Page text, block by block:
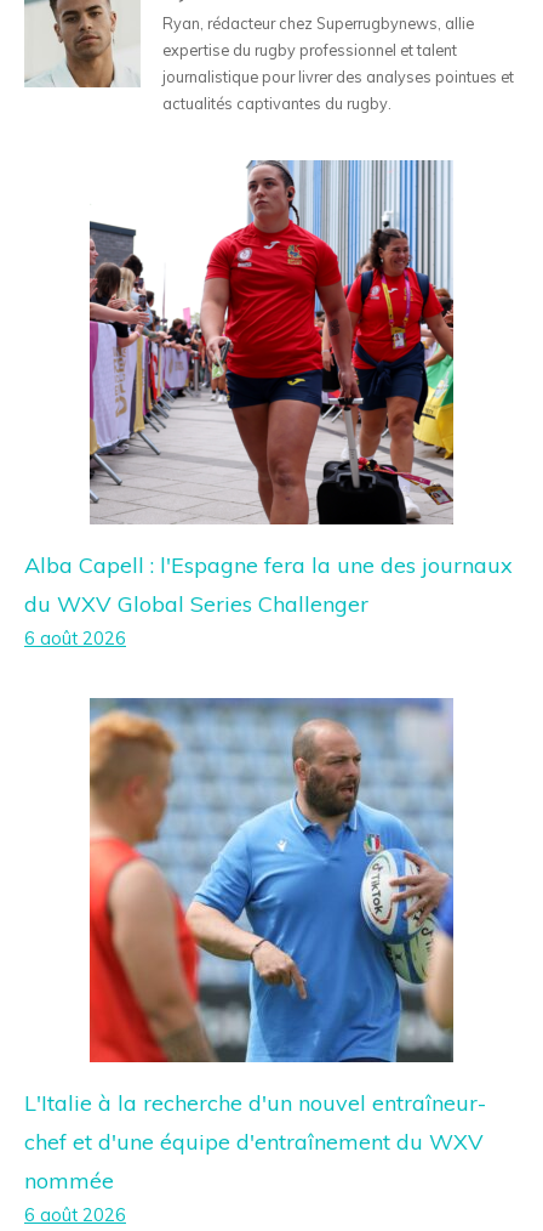
Ryan, rédacteur chez Superrugbynews, allie
expertise du rugby professionnel et talent
journalistique pour livrer des analyses pointues et
actualités captivantes du rugby.
Alba Capell : l'Espagne fera la une des journaux
du WXV Global Series Challenger
6 août 2026
L'Italie à la recherche d'un nouvel entraîneur-
chef et d'une équipe d'entraînement du WXV
nommée
6 août 2026